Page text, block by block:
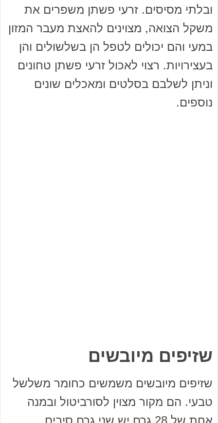
ובלתי מסיסים. זרעי פשתן משפרים את
משקל הצואה, מצוינים להאצת מעבר המזון
במעי והם יכולים לטפל הן בשלשולים והן
בעצירויות. רצוי לאכול זרעי פשתן טחונים
וניתן לשלבם בסלטים ומאכלים שונים
נוספים.
שזיפים מיובשים
שזיפים מיובשים משמשים כחומר משלשל
טבעי. הם מקור מצוין לסורביטול ובמנה
אחת של 28 גרם יש שני גרם סיבים.